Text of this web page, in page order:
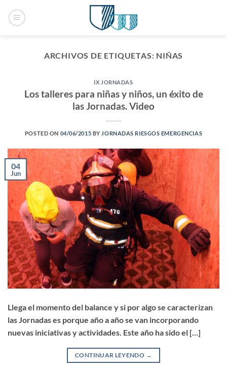
ARCHIVOS DE ETIQUETAS: NIÑAS
IX JORNADAS
Los talleres para niñas y niños, un éxito de
las Jornadas. Video
POSTED ON 04/06/2015 BY JORNADAS RIESGOS EMERGENCIAS
04
Jun
Llega el momento del balance y si por algo se caracterizan
las Jornadas es porque año a año se van incorporando
nuevas iniciativas y actividades. Este año ha sido el […]
CONTINUAR LEYENDO →